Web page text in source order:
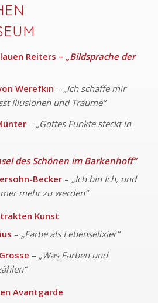
Reiters – „Bildsprache der
Werefkin – „Ich schaffe mir
Illusionen und Träume“
– „Gottes Funkte steckt in
des Schönen im Barkenhoff“
Becker– „Ich bin Ich, und
mehr zu werden“
Kunst
– „Farbe als Lebenselixier“
– „Was Farben und
Avantgarde